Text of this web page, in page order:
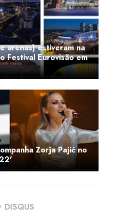
arenas) estiveram na
Festival Eurovisão em
Zorja Pajić no